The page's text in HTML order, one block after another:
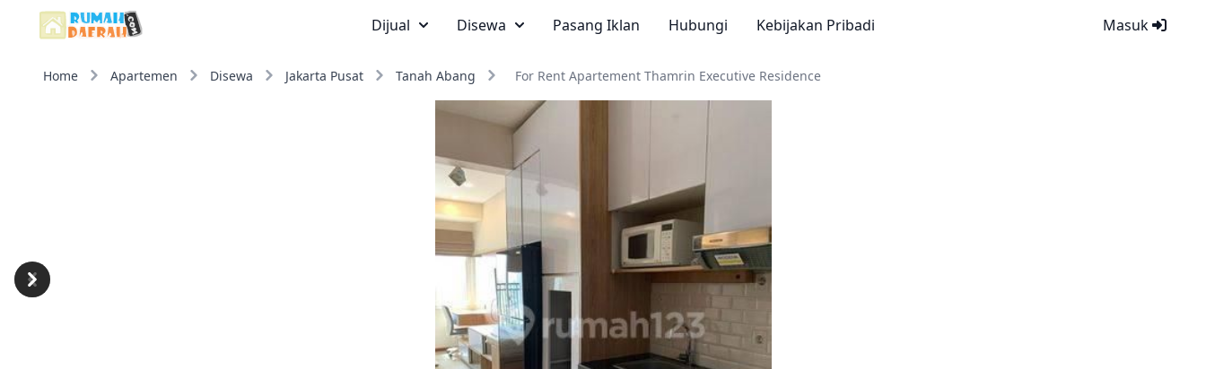
Masuk
Dijual Disewa Pasang Iklan Hubungi Kebijakan Pribadi
Home Apartemen Disewa Jakarta Pusat Tanah Abang For Rent Apartement Thamrin Executive Residence
Previous
Next